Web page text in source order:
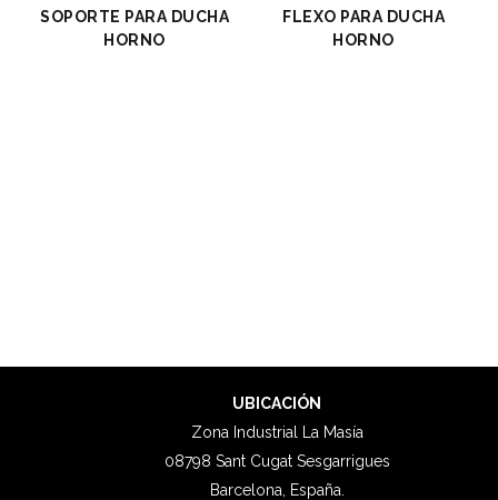
SOPORTE PARA DUCHA
HORNO
FLEXO PARA DUCHA
HORNO
UBICACIÓN
Zona Industrial La Masía
08798 Sant Cugat Sesgarrigues
Barcelona, España.